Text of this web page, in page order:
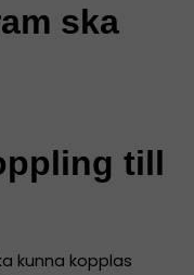
ska
till
kunna kopplas